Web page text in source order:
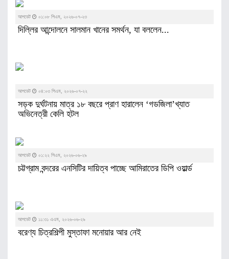
আপডেট ০১:০৮ পিএম, ২০২৬-০৭-২৩
দিল্লির আন্দোলনে সালমান খানের সমর্থন, যা বললেন...
আপডেট ০৪:০৩ পিএম, ২০২৬-০৭-২২
সড়ক দুর্ঘটনায় মাত্র ১৮ বছরে প্রাণ হারালেন ‘গডজিলা’খ্যাত
অভিনেত্রী কেলি হটল
আপডেট ০১:২২ পিএম, ২০২৬-০৬-২৯
চট্টগ্রাম বন্দরের এনসিটির দায়িত্ব পাচ্ছে আমিরাতের ডিপি ওয়ার্ল্ড
আপডেট ১১:৩১ এএম, ২০২৬-০৬-২৯
বরেণ্য চিত্রশিল্পী মুস্তাফা মনোয়ার আর নেই